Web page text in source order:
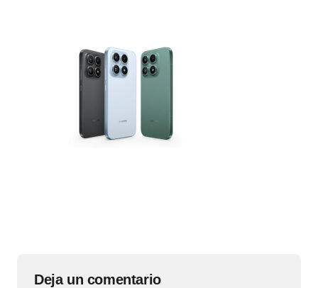
Deja un comentario